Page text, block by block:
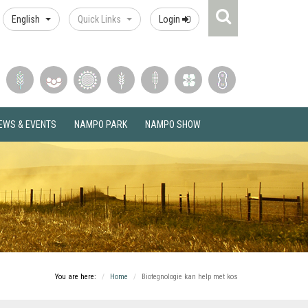
English Quick Links Login
& EVENTS NAMPO PARK NAMPO SHOW
You are here: Home Biotegnologie kan help met kos